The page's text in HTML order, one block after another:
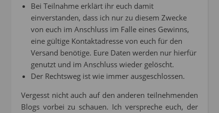
Bei Teilnahme erklärt ihr euch damit
einverstanden, dass ich nur zu diesem Zwecke
von euch im Anschluss im Falle eines Gewinns,
eine gültige Kontaktadresse von euch für den
Versand benötige. Eure Daten werden nur hierfür
genutzt und im Anschluss wieder gelöscht.
Der Rechtsweg ist wie immer ausgeschlossen.
Vergesst nicht auch auf den anderen teilnehmenden
Blogs vorbei zu schauen. Ich verspreche euch, der